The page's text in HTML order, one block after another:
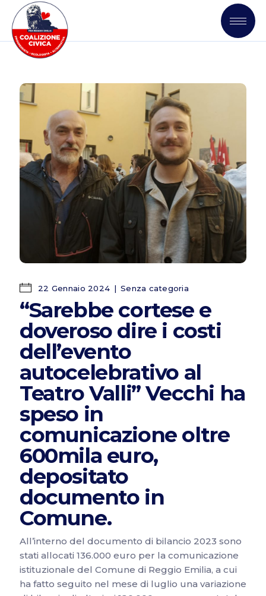
22 Gennaio 2024 Senza categoria
“Sarebbe cortese e
doveroso dire i costi
dell’evento
autocelebrativo al
Teatro Valli” Vecchi ha
speso in
comunicazione oltre
600mila euro,
depositato
documento in
Comune.
All’interno del documento di bilancio 2023 sono
stati allocati 136.000 euro per la comunicazione
istituzionale del Comune di Reggio Emilia, a cui
ha fatto seguito nel mese di luglio una variazione